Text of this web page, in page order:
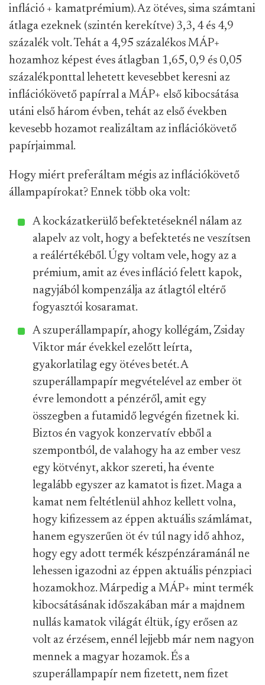
infláció + kamatprémium). Az ötéves, sima számtani
átlaga ezeknek (szintén kerekítve) 3,3, 4 és 4,9
százalék volt. Tehát a 4,95 százalékos MÁP+
hozamhoz képest éves átlagban 1,65, 0,9 és 0,05
százalékponttal lehetett kevesebbet keresni az
inflációkövető papírral a MÁP+ első kibocsátása
utáni első három évben, tehát az első években
kevesebb hozamot realizáltam az inflációkövető
papírjaimmal.
Hogy miért preferáltam mégis az inflációkövető
állampapírokat? Ennek több oka volt:
A kockázatkerülő befektetéseknél nálam az
alapelv az volt, hogy a befektetés ne veszítsen
a reálértékéből. Úgy voltam vele, hogy az a
prémium, amit az éves infláció felett kapok,
nagyjából kompenzálja az átlagtól eltérő
fogyasztói kosaramat.
A szuperállampapír, ahogy kollégám, Zsiday
Viktor már évekkel ezelőtt leírta,
gyakorlatilag egy ötéves betét. A
szuperállampapír megvételével az ember öt
évre lemondott a pénzéről, amit egy
összegben a futamidő legvégén fizetnek ki.
Biztos én vagyok konzervatív ebből a
szempontból, de valahogy ha az ember vesz
egy kötvényt, akkor szereti, ha évente
legalább egyszer az kamatot is fizet. Maga a
kamat nem feltétlenül ahhoz kellett volna,
hogy kifizessem az éppen aktuális számlámat,
hanem egyszerűen öt év túl nagy idő ahhoz,
hogy egy adott termék készpénzáramánál ne
lehessen igazodni az éppen aktuális pénzpiaci
hozamokhoz. Márpedig a MÁP+ mint termék
kibocsátásának időszakában már a majdnem
nullás kamatok világát éltük, így erősen az
volt az érzésem, ennél lejjebb már nem nagyon
mennek a magyar hozamok. És a
szuperállampapír nem fizetett, nem fizet